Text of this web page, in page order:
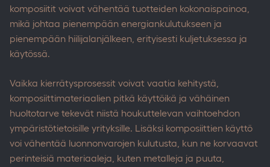
komposiitit voivat vähentää tuotteiden kokonaispainoa,
mikä johtaa pienempään energiankulutukseen ja
pienempään hiilijalanjälkeen, erityisesti kuljetuksessa ja
käytössä.
Vaikka kierrätysprosessit voivat vaatia kehitystä,
komposiittimateriaalien pitkä käyttöikä ja vähäinen
huoltotarve tekevät niistä houkuttelevan vaihtoehdon
ympäristötietoisille yrityksille. Lisäksi komposiittien käyttö
voi vähentää luonnonvarojen kulutusta, kun ne korvaavat
perinteisiä materiaaleja, kuten metalleja ja puuta,